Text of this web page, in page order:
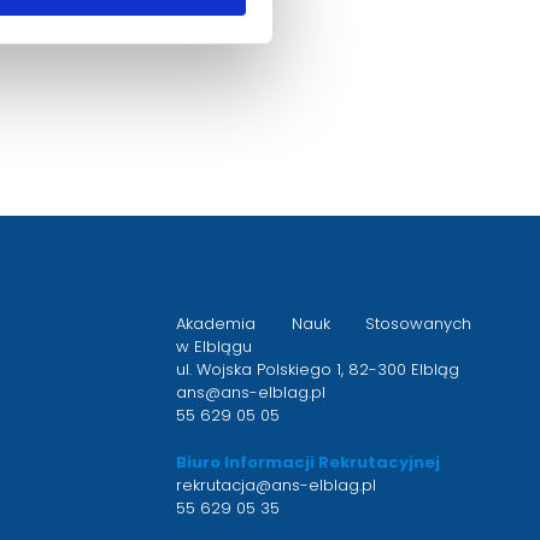
Akademia Nauk Stosowanych
w Elblągu
ul. Wojska Polskiego 1, 82-300 Elbląg
ans@ans-elblag.pl
55 629 05 05
Biuro Informacji Rekrutacyjnej
rekrutacja@ans-elblag.pl
55 629 05 35